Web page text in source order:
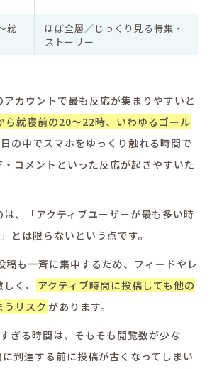
就
ほぼ全層／じっくり見る特集・
ストーリー
アカウントで最も反応が集まりやすいと
ら就寝前の20〜22時、いわゆるゴール
の中でスマホをゆっくり触れる時間で
・コメントといった反応が起きやすいた
、「アクティブユーザーが最も多い時
とは限らないという点です。
稿も一斉に集中するため、フィードやレ
く、
アクティブ時間に投稿しても他の
うリスク があります。
ぎる時間は、そもそも閲覧数が少な
到達する前に投稿が古くなってしまい